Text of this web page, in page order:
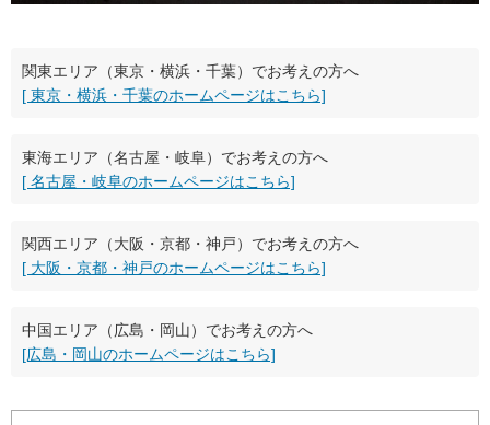
関東エリア（東京・横浜・千葉）でお考えの方へ
[ 東京・横浜・千葉のホームページはこちら]
東海エリア（名古屋・岐阜）でお考えの方へ
[ 名古屋・岐阜のホームページはこちら]
関西エリア（大阪・京都・神戸）でお考えの方へ
[ 大阪・京都・神戸のホームページはこちら]
中国エリア（広島・岡山）でお考えの方へ
[広島・岡山のホームページはこちら]